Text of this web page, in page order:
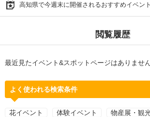
高知県で今週末に開催されるおすすめイベン
閲覧履歴
最近見たイベント&スポットページはありません
よく使われる検索条件
花イベント 体験イベント 物産展・観